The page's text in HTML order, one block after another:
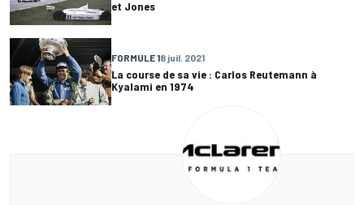
et Jones
FORMULE 18 juil. 2021
La course de sa vie : Carlos Reutemann à
Kyalami en 1974